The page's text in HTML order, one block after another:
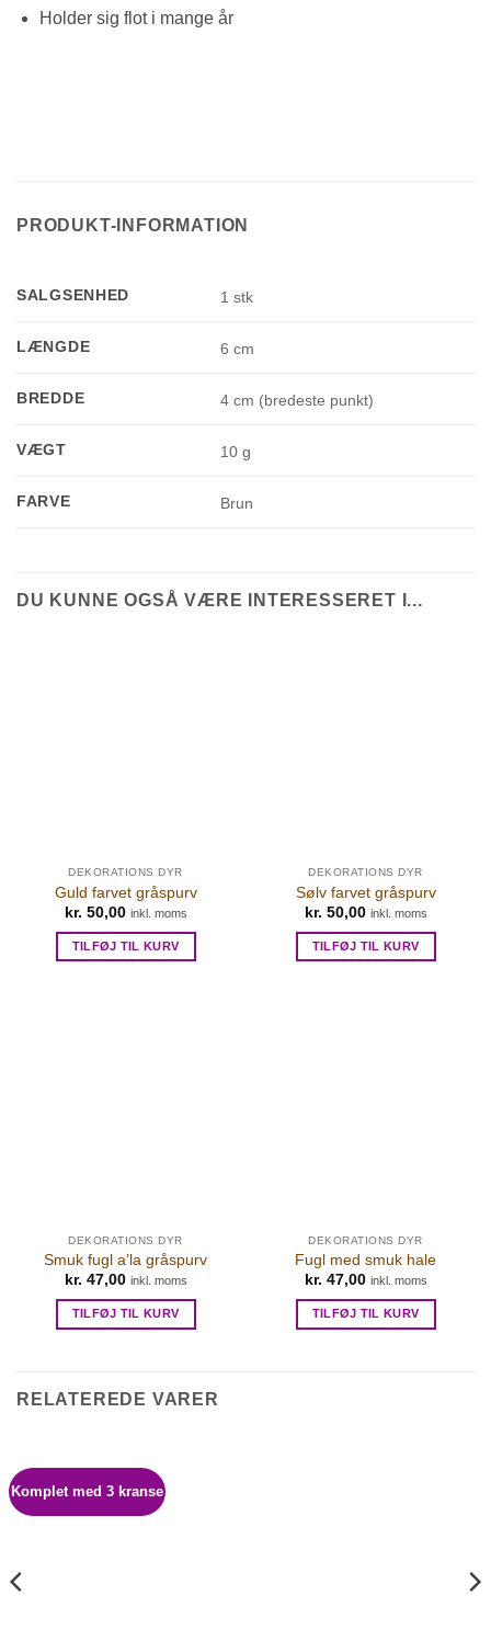
Holder sig flot i mange år
PRODUKT-INFORMATION
SALGSENHED 1 stk
LÆNGDE 6 cm
BREDDE 4 cm (bredeste punkt)
VÆGT 10 g
FARVE Brun
DU KUNNE OGSÅ VÆRE INTERESSERET I...
DEKORATIONS DYR
Guld farvet gråspurv
kr. 50,00 inkl. moms
TILFØJ TIL KURV
DEKORATIONS DYR
Sølv farvet gråspurv
kr. 50,00 inkl. moms
TILFØJ TIL KURV
DEKORATIONS DYR
Smuk fugl a’la gråspurv
kr. 47,00 inkl. moms
TILFØJ TIL KURV
DEKORATIONS DYR
Fugl med smuk hale
kr. 47,00 inkl. moms
TILFØJ TIL KURV
RELATEREDE VARER
Komplet med 3 kranse